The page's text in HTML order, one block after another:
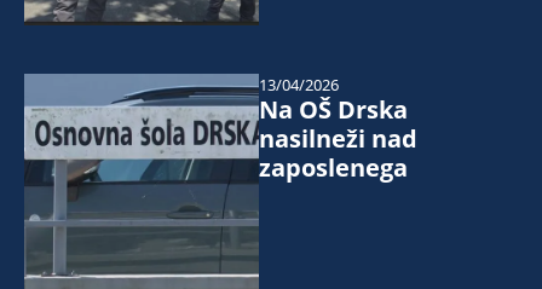
Na OŠ Drska
nasilneži nad
zaposlenega
13/04/2026